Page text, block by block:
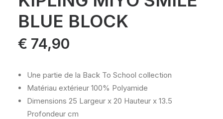
BLUE BLOCK
€ 74,90
Une partie de la Back To School collection
Matériau extérieur 100% Polyamide
Dimensions 25 Largeur x 20 Hauteur x 13.5
Profondeur cm